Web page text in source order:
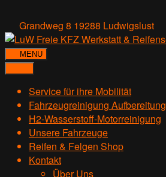
Grandweg 8 19288 Ludwigslust
MENU
Service für ihre Mobilität
Fahrzeugreinigung Aufbereitung
H2-Wasserstoff-Motorreinigung
Unsere Fahrzeuge
Reifen & Felgen Shop
Kontakt
Über Uns